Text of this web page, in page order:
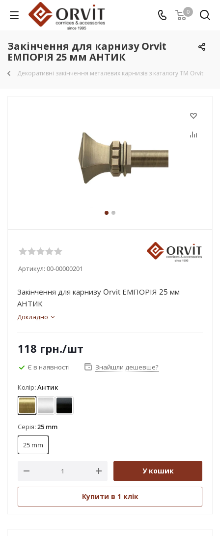
0
Закінчення для карнизу Orvit
ЕМПОРІЯ 25 мм АНТИК
Декоративні закінчення металевих карнизів з каталогу TM Orvit
Артикул:00-00000201
Закінчення для карнизу Orvit ЕМПОРІЯ 25 мм
АНТИК
Докладно
118 грн./шт
Є в наявності Знайшли дешевше?
Колір:Антик
АнтикСатин Чорний оксамит
Серія:25 mm
25 mm
У кошик
Купити в 1 клік